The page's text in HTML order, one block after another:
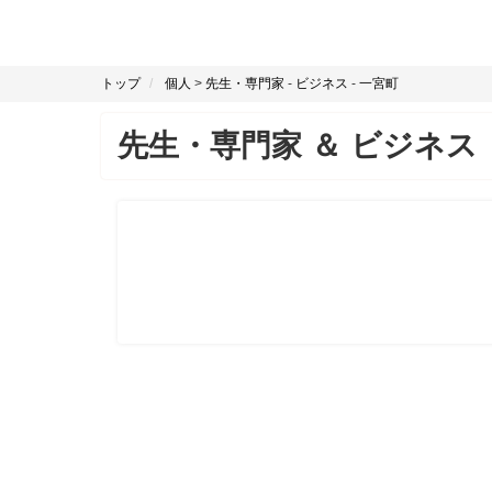
トップ 個人 > 先生・専門家 - ビジネス - 一宮町
先生・専門家 ＆ ビジネス